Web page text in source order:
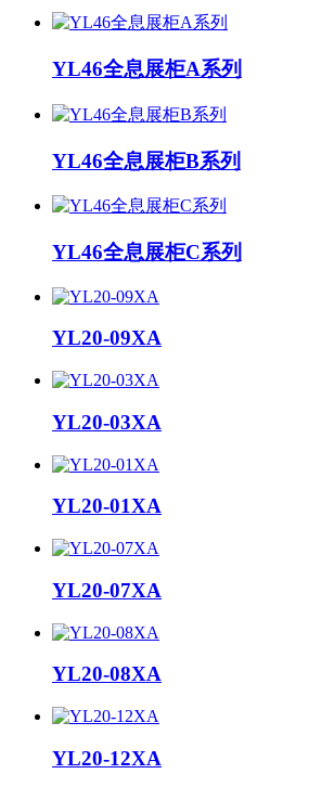
YL46全息展柜A系列
YL46全息展柜B系列
YL46全息展柜C系列
YL20-09XA
YL20-03XA
YL20-01XA
YL20-07XA
YL20-08XA
YL20-12XA